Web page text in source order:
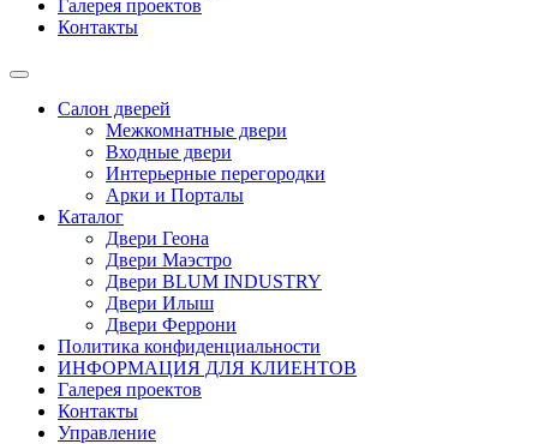
Галерея проектов
Контакты
Салон дверей
Межкомнатные двери
Входные двери
Интерьерные перегородки
Арки и Порталы
Каталог
Двери Геона
Двери Маэстро
Двери BLUM INDUSTRY
Двери Илыш
Двери Феррони
Политика конфиденциальности
ИНФОРМАЦИЯ ДЛЯ КЛИЕНТОВ
Галерея проектов
Контакты
Управление